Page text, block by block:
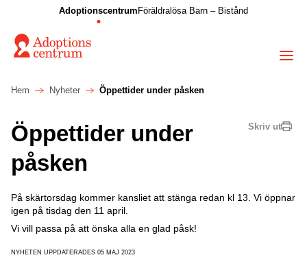
Adoptionscentrum Föräldralösa Barn – Bistånd
Hem Nyheter Öppettider under påsken
Skriv ut
Öppettider under
påsken
På skärtorsdag kommer kansliet att stänga redan kl 13. Vi öppnar
igen på tisdag den 11 april.
Vi vill passa på att önska alla en glad påsk!
NYHETEN UPPDATERADES 05 MAJ 2023